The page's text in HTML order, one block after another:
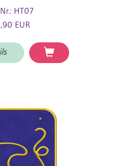
HT07
EUR